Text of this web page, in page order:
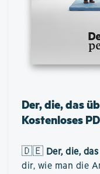
Der, die, das
Kostenloses
🇩🇪 Der, die,
dir, wie man die